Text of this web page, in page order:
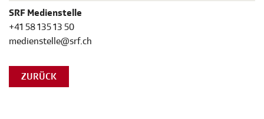
SRF Medienstelle
+41 58 135 13 50
medienstelle@srf.ch
ZURÜCK